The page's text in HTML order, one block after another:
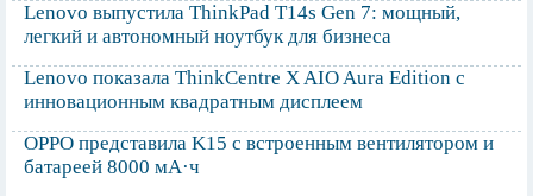
Lenovo выпустила ThinkPad T14s Gen 7: мощный,
легкий и автономный ноутбук для бизнеса
Lenovo показала ThinkCentre X AIO Aura Edition с
инновационным квадратным дисплеем
OPPO представила K15 с встроенным вентилятором и
батареей 8000 мА·ч